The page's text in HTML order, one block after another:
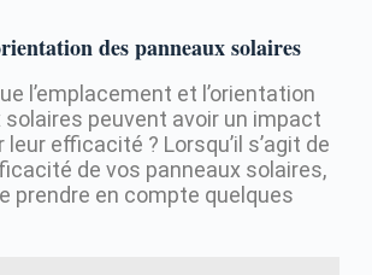
des panneaux solaires
l’emplacement et l’orientation
solaires peuvent avoir un impact
efficacité ? Lorsqu’il s’agit de
de vos panneaux solaires,
prendre en compte quelques